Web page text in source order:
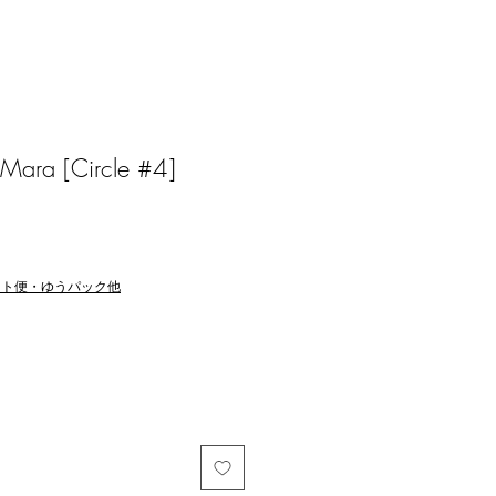
[Circle #4]
便・ゆうパック他